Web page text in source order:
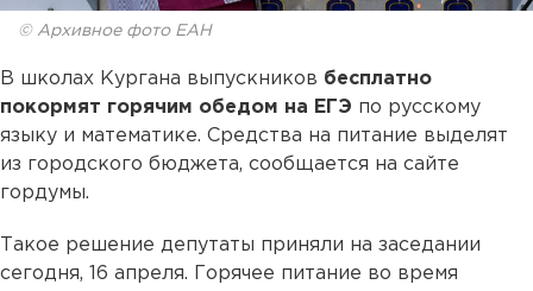
© Архивное фото ЕАН
В школах Кургана выпускников бесплатно
покормят горячим обедом на ЕГЭ по русскому
языку и математике. Средства на питание выделят
из городского бюджета, сообщается на сайте
гордумы.
Такое решение депутаты приняли на заседании
сегодня, 16 апреля. Горячее питание во время